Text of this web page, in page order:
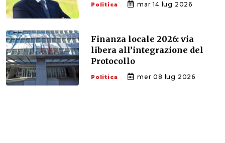
Politica mar 14 lug 2026
Finanza locale 2026: via
libera all’integrazione del
Protocollo
Politica mer 08 lug 2026